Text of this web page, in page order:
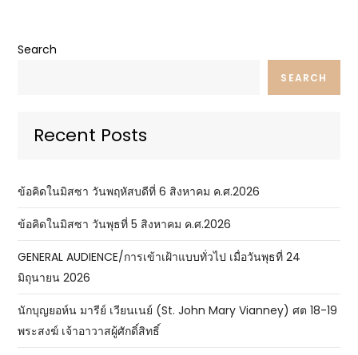
Search
SEARCH
Recent Posts
ข้อคิดในมิสซา วันพฤหัสบดีที่ 6 สิงหาคม ค.ศ.2026
ข้อคิดในมิสซา วันพุธที่ 5 สิงหาคม ค.ศ.2026
GENERAL AUDIENCE/การเข้าเฝ้าแบบทั่วไป เมื่อวันพุธที่ 24
มิถุนายน 2026
นักบุญยอห์น มารีย์ เวียนเนย์ (St. John Mary Vianney) ศต 18-19
พระสงฆ์ เจ้าอาวาสผู้ศักดิ์สิทธิ์